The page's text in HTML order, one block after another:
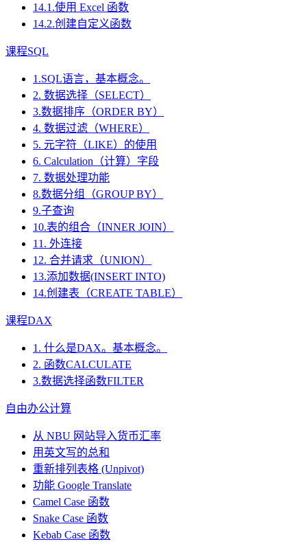
14.1.使用 Excel 函数
14.2.创建自定义函数
课程SQL
1.SQL语言，基本概念。
2. 数据选择（SELECT）
3.数据排序（ORDER BY）
4. 数据过滤（WHERE）
5. 元字符（LIKE）的使用
6. Calculation（计算）字段
7. 数据处理功能
8.数据分组（GROUP BY）
9.子查询
10.表的组合（INNER JOIN）
11. 外连接
12. 合并请求（UNION）
13.添加数据(INSERT INTO)
14.创建表（CREATE TABLE）
课程DAX
1. 什么是DAX。基本概念。
2. 函数CALCULATE
3.数据选择函数FILTER
自由办公计算
从 NBU 网站导入货币汇率
用英文写的总和
重新排列表格 (Unpivot)
功能 Google Translate
Camel Case 函数
Snake Case 函数
Kebab Case 函数